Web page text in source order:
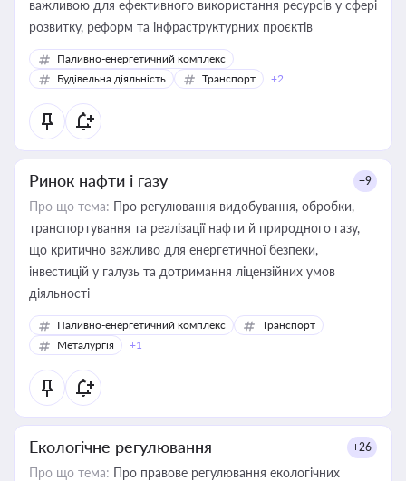
важливою для ефективного використання ресурсів у сфері
розвитку, реформ та інфраструктурних проєктів
Паливно-енергетичний комплекс
Будівельна діяльність
Транспорт +2
Ринок нафти і газу +9
Про що тема: Про регулювання видобування, обробки,
транспортування та реалізації нафти й природного газу,
що критично важливо для енергетичної безпеки,
інвестицій у галузь та дотримання ліцензійних умов
діяльності
Паливно-енергетичний комплекс
Транспорт
Металургія
+1
Екологічне регулювання +26
Про що тема: Про правове регулювання екологічних